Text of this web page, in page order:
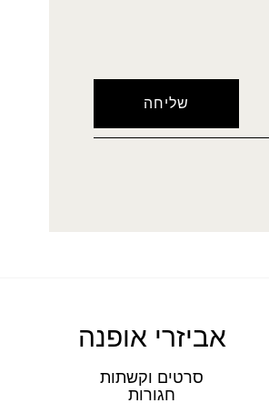
אביזרי אופנה
סרטים וקשתות
חגורות